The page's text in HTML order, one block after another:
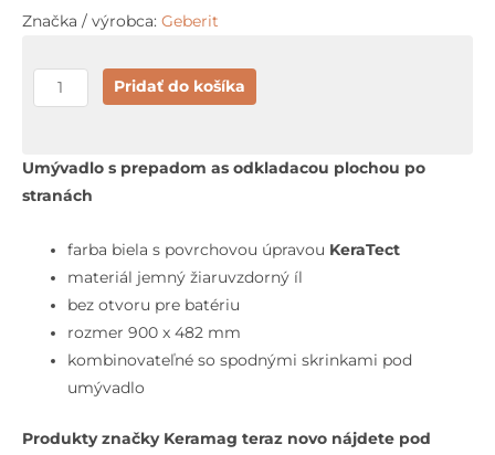
Značka / výrobca: Geberit
množstvo
Geberit
Umývadlo
90x48
bez
otvoru
batériu,
prepadom,
KeraTect,
Pridať do košíka
Umývadlo s prepadom as odkladacou plochou po
stranách
farba biela s povrchovou úpravou KeraTect
materiál jemný žiaruvzdorný íl
bez otvoru pre batériu
rozmer 900 x 482 mm
kombinovateľné so spodnými skrinkami pod
umývadlo
Produkty značky Keramag teraz novo nájdete pod